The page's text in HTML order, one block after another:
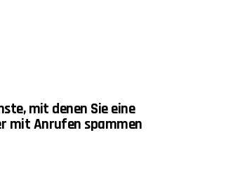
mit denen Sie eine
mit Anrufen spammen